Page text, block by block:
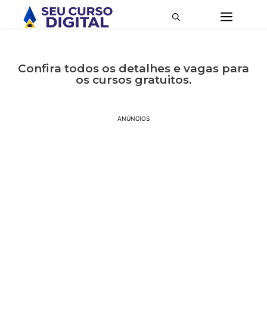
Confira todos os detalhes e vagas para
os cursos gratuitos.
ANÚNCIOS